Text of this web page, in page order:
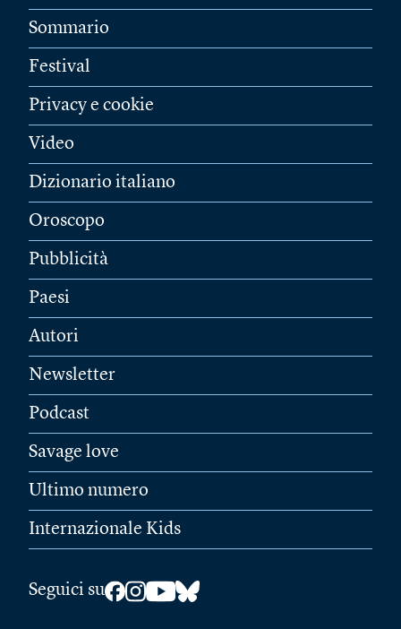
Sommario
Festival
Privacy e cookie
Video
Dizionario italiano
Oroscopo
Pubblicità
Paesi
Autori
Newsletter
Podcast
Savage love
Ultimo numero
Internazionale Kids
Seguici su